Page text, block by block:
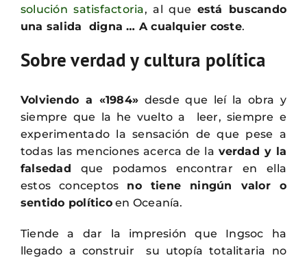
solución satisfactoria, al que está buscando
una salida digna … A cualquier coste.
Sobre verdad y cultura política
Volviendo a «1984» desde que leí la obra y
siempre que la he vuelto a leer, siempre e
experimentado la sensación de que pese a
todas las menciones acerca de la verdad y la
falsedad que podamos encontrar en ella
estos conceptos no tiene ningún valor o
sentido políticoen Oceanía.
Tiende a dar la impresión que Ingsoc ha
llegado a construir su utopía totalitaria no